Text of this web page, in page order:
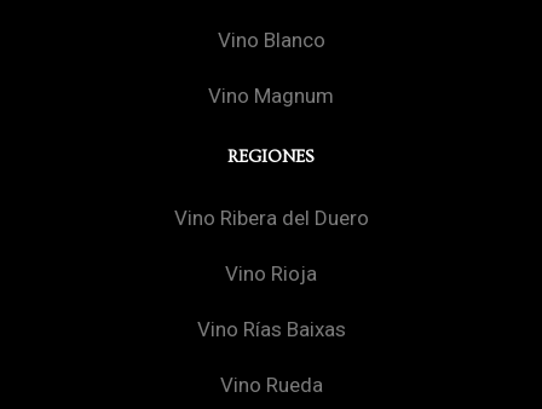
Vino Blanco
Vino Magnum
REGIONES
Vino Ribera del Duero
Vino Rioja
Vino Rías Baixas
Vino Rueda